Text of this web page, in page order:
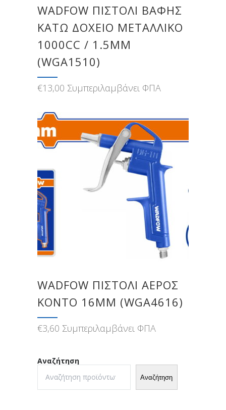
WADFOW ΠΙΣΤΟΛΙ ΒΑΦΗΣ
ΚΑΤΩ ΔΟΧΕΙΟ ΜΕΤΑΛΛΙΚΟ
1000CC / 1.5MM
(WGA1510)
€13,00 Συμπεριλαμβάνει ΦΠΑ
WADFOW ΠΙΣΤΟΛΙ ΑΕΡΟΣ
KONTO 16MM (WGA4616)
€3,60 Συμπεριλαμβάνει ΦΠΑ
Αναζήτηση
Αναζήτηση